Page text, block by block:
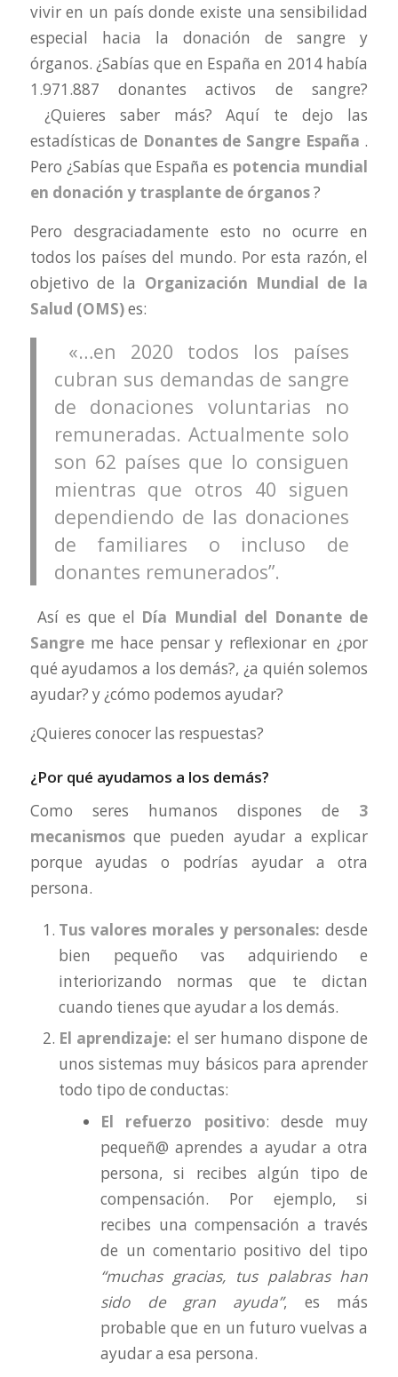
vivir en un país donde existe una sensibilidad
especial hacia la donación de sangre y
órganos. ¿Sabías que en España en 2014 había
1.971.887 donantes activos de sangre?
¿Quieres saber más? Aquí te dejo las
estadísticas de Donantes de Sangre España .
Pero ¿Sabías que España es potencia mundial
en donación y trasplante de órganos?
Pero desgraciadamente esto no ocurre en
todos los países del mundo. Por esta razón, el
objetivo de la Organización Mundial de la
Salud (OMS)es:
«…en 2020 todos los países
cubran sus demandas de sangre
de donaciones voluntarias no
remuneradas. Actualmente solo
son 62 países que lo consiguen
mientras que otros 40 siguen
dependiendo de las donaciones
de familiares o incluso de
donantes remunerados”.
Así es que el Día Mundial del Donante de
Sangre me hace pensar y reflexionar en ¿por
qué ayudamos a los demás?, ¿a quién solemos
ayudar? y ¿cómo podemos ayudar?
¿Quieres conocer las respuestas?
¿Por qué ayudamos a los demás?
Como seres humanos dispones de 3
mecanismosque pueden ayudar a explicar
porque ayudas o podrías ayudar a otra
persona.
Tus valores morales y personales: desde
bien pequeño vas adquiriendo e
interiorizando normas que te dictan
cuando tienes que ayudar a los demás.
El aprendizaje: el ser humano dispone de
unos sistemas muy básicos para aprender
todo tipo de conductas:
El refuerzo positivo: desde muy
pequeñ@ aprendes a ayudar a otra
persona, si recibes algún tipo de
compensación. Por ejemplo, si
recibes una compensación a través
de un comentario positivo del tipo
“muchas gracias, tus palabras han
sido de gran ayuda”, es más
probable que en un futuro vuelvas a
ayudar a esa persona.